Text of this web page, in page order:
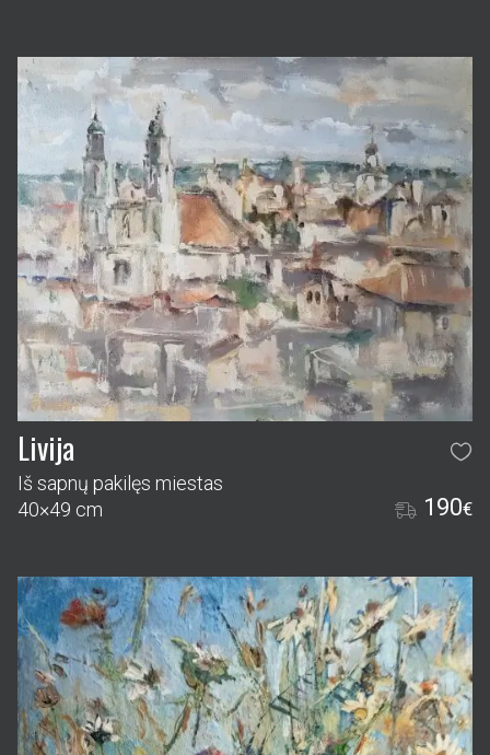
Livija
Iš sapnų pakilęs miestas
40×49 cm
190€